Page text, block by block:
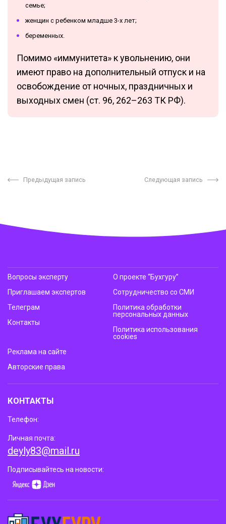
семье;
женщин с ребенком младше 3-х лет;
беременных.
Помимо «иммунитета» к увольнению, они
имеют право на дополнительный отпуск и на
освобождение от ночных, праздничных и
выходных смен (ст. 96, 262–263 ТК РФ).
Предыдущая запись Следующая запись
Вопросы эксперту
Приглашаем экспертов
Телеграм
Контакты
О проекте “Бухгуру”
Сотрудничество со СМИ
Политика обработки
персональных данных
Политика использования
cookies
Реклама на сайте
Авторские права
КОНТАКТЫ
Телефон:
Личная почта:
deyly83@mail.ru
Подписывайтесь на новости: